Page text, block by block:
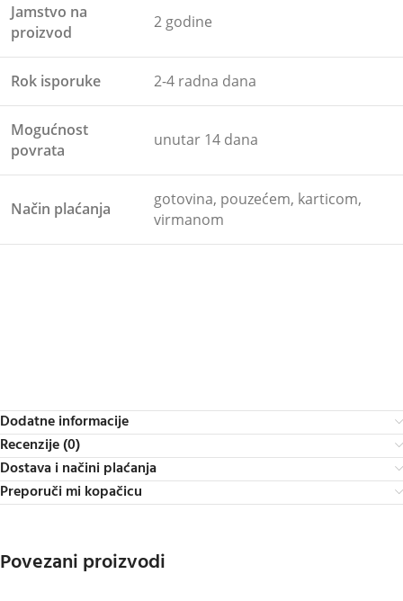
Jamstvo na
proizvod
2 godine
Rok isporuke 2-4 radna dana
Mogućnost
povrata
unutar 14 dana
Način plaćanja
gotovina, pouzećem, karticom,
virmanom
Dodatne informacije
Recenzije (0)
Dostava i načini plaćanja
Preporuči mi kopačicu
Povezani proizvodi